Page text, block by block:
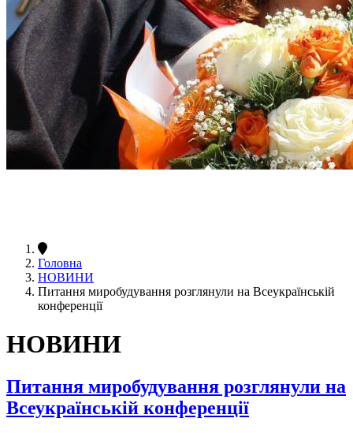
Головна
НОВИНИ
Питання миробудування розглянули на Всеукраїнській
конференції
НОВИНИ
Питання миробудування розглянули на
Всеукраїнській конференції